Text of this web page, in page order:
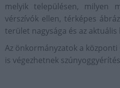
melyik településen, milyen
vérszívók ellen, térképes
terület nagysága és az
Az önkormányzatok a
is végezhetnek